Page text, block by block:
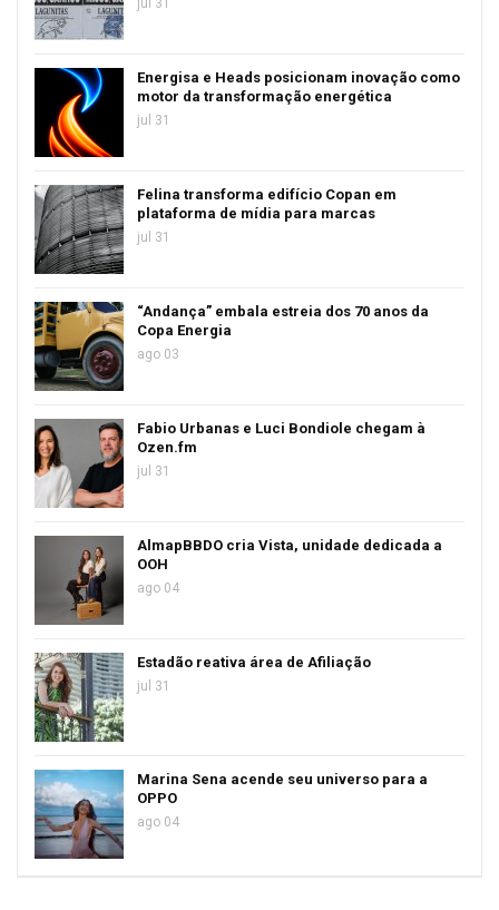
jul 31
Energisa e Heads posicionam inovação como
motor da transformação energética
jul 31
Felina transforma edifício Copan em
plataforma de mídia para marcas
jul 31
“Andança” embala estreia dos 70 anos da
Copa Energia
ago 03
Fabio Urbanas e Luci Bondiole chegam à
Ozen.fm
jul 31
AlmapBBDO cria Vista, unidade dedicada a
OOH
ago 04
Estadão reativa área de Afiliação
jul 31
Marina Sena acende seu universo para a
OPPO
ago 04